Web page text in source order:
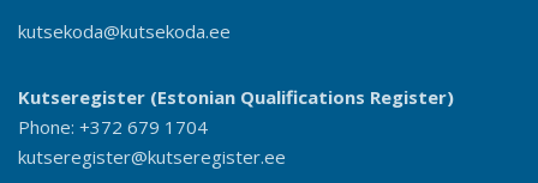
kutsekoda@kutsekoda.ee
Kutseregister (Estonian Qualifications Register)
Phone: +372 679 1704
kutseregister@kutseregister.ee